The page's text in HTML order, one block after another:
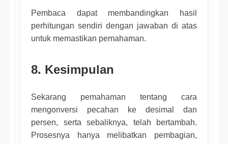
Pembaca dapat membandingkan hasil
perhitungan sendiri dengan jawaban di atas
untuk memastikan pemahaman.
8. Kesimpulan
Sekarang pemahaman tentang cara
mengonversi pecahan ke desimal dan
persen, serta sebaliknya, telah bertambah.
Prosesnya hanya melibatkan pembagian,